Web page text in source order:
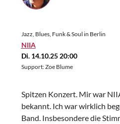
Jazz, Blues, Funk & Soul in Berlin
NIIA
Di. 14.10.25 20:00
Support: Zoe Blume
Spitzen Konzert. Mir war
bekannt. Ich war wirklich
Band. Insbesondere die